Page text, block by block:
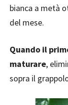
bianca a metà
del mese.
Quando il
maturare,
sopra il